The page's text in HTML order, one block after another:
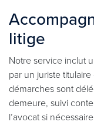
litige
Notre service inclut
par un juriste
démarches sont
demeure, suivi
l’avocat si